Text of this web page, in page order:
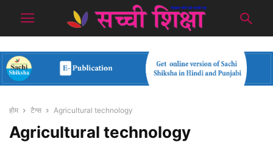
होम टैग्स Agricultural technology
Agricultural technology